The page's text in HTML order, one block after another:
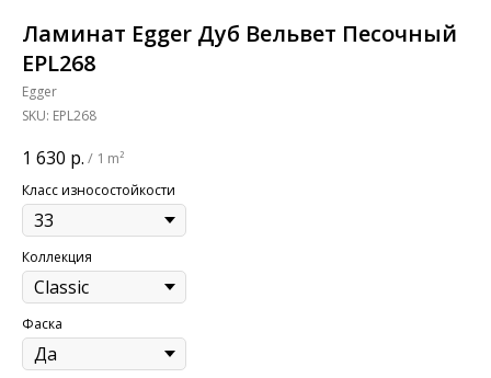
Ламинат Egger Дуб Вельвет Песочный
EPL268
Egger
SKU: EPL268
1 630 р. / 1 m²
Класс износостойкости
Коллекция
Фаска